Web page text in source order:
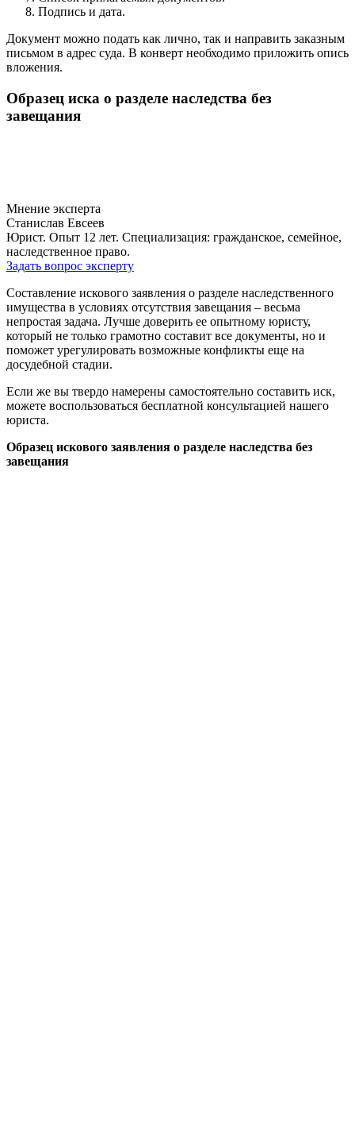
Подпись и дата.
Документ можно подать как лично, так и направить заказным
письмом в адрес суда. В конверт необходимо приложить опись
вложения.
Образец иска о разделе наследства без
завещания
Мнение эксперта
Станислав Евсеев
Юрист. Опыт 12 лет. Специализация: гражданское, семейное,
наследственное право.
Задать вопрос эксперту
Составление искового заявления о разделе наследственного
имущества в условиях отсутствия завещания – весьма
непростая задача. Лучше доверить ее опытному юристу,
который не только грамотно составит все документы, но и
поможет урегулировать возможные конфликты еще на
досудебной стадии.
Если же вы твердо намерены самостоятельно составить иск,
можете воспользоваться бесплатной консультацией нашего
юриста.
Образец искового заявления о разделе наследства без
завещания